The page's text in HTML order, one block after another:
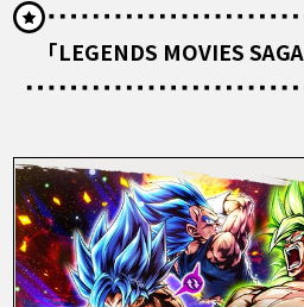
「LEGENDS MOVIES